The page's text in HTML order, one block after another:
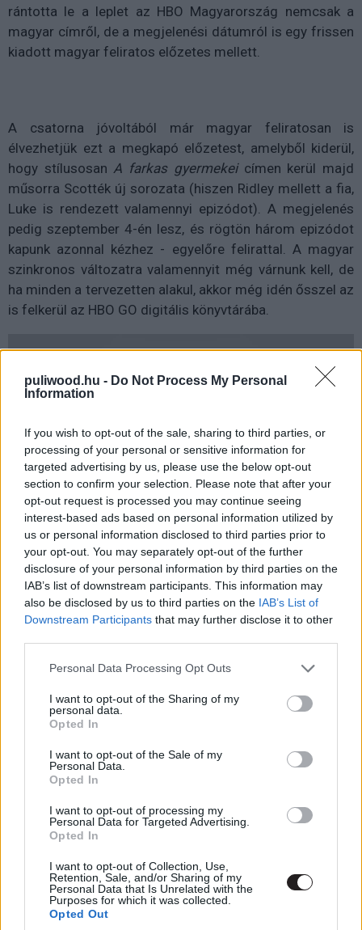
puliwood.hu - Do Not Process My Personal
Information
If you wish to opt-out of the sale, sharing to third parties, or
processing of your personal or sensitive information for
targeted advertising by us, please use the below opt-out
section to confirm your selection. Please note that after your
opt-out request is processed you may continue seeing
interest-based ads based on personal information utilized by
us or personal information disclosed to third parties prior to
your opt-out. You may separately opt-out of the further
disclosure of your personal information by third parties on the
IAB’s list of downstream participants. This information may
also be disclosed by us to third parties on the IAB’s List of
Downstream Participants that may further disclose it to other
Please note that this website/app uses one or more Google
not limited to your visit or usage behaviour. You may click to
grant or deny consent to Google and its third-party tags to
use your data for below specified purposes in below Google
consent section.
Personal Data Processing Opt Outs
I want to opt-out of the Sharing of my
personal data.
Opted In
I want to opt-out of the Sale of my
Personal Data.
Opted In
I want to opt-out of processing my
Personal Data for Targeted Advertising.
Opted In
I want to opt-out of Collection, Use,
Retention, Sale, and/or Sharing of my
Personal Data that Is Unrelated with the
Purposes for which it was collected.
Opted Out
rántotta le a leplet az HBO Magyarország nemcsak a
magyar címről, de a megjelenési dátumról is egy frissen
kiadott magyar feliratos előzetes mellett.
A csatorna jóvoltából már magyar feliratosan is
élvezhetjük ezt a megkapó előzetest, amelyből kiderül,
hogy stílusosan A farkas gyermekeicímen kerül majd
műsorra Scotték új sorozata (hiszen Ridley mellett a fia,
Luke is rendezett valamennyi epizódot). A megjelenés
pedig szeptember 4-én lesz, és rögtön három epizódot
kapunk azonnal kézhez - egyelőre felirattal. A magyar
szinkronos változatra valamennyit még várnunk kell, de
ha minden a tervezetten alakul, akkor még idén ősszel az
is felkerül az HBO GO digitális könyvtárába.
Ti várjátok már a szeptemberi megjelenést?
hbo magyarország
#ridley scott #luke scott
Jensen Ackles lesz a The Boys
harmadik évadának egyik új
szuperhőse
Kovács Gergő|2020 augusztus 18. 11:00